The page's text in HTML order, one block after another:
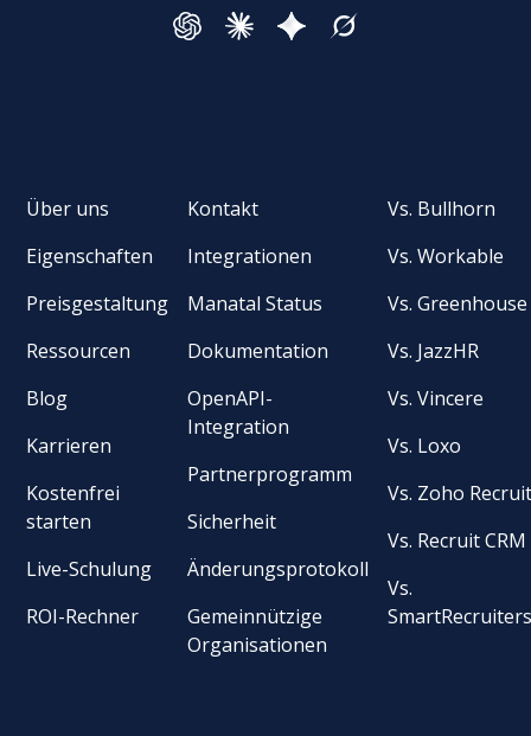
Über uns
Eigenschaften
Preisgestaltung
Ressourcen
Blog
Karrieren
Kostenfrei
starten
Live-Schulung
ROI-Rechner
Kontakt
Integrationen
Manatal Status
Dokumentation
OpenAPI-
Integration
Partnerprogramm
Sicherheit
Änderungsprotokoll
Gemeinnützige
Organisationen
Vs. Bullhorn
Vs. Workable
Vs. Greenhouse
Vs. JazzHR
Vs. Vincere
Vs. Loxo
Vs. Zoho
Vs. Recruit CRM
Vs.